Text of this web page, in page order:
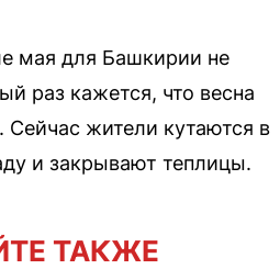
мая для Башкирии не
раз кажется, что весна
жители кутаются в
и закрывают теплицы.
ТАКЖЕ